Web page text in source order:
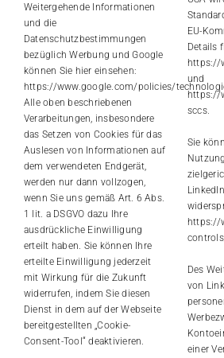
Weitergehende Informationen
und die
Datenschutzbestimmungen
bezüglich Werbung und Google
können Sie hier einsehen:
https://www.google.com/policies/
Alle oben beschriebenen
Verarbeitungen, insbesondere
das Setzen von Cookies für das
Auslesen von Informationen auf
dem verwendeten Endgerät,
werden nur dann vollzogen,
wenn Sie uns gemäß Art. 6 Abs.
1 lit. a DSGVO dazu Ihre
ausdrückliche Einwilligung
erteilt haben. Sie können Ihre
erteilte Einwilligung jederzeit
mit Wirkung für die Zukunft
widerrufen, indem Sie diesen
Dienst in dem auf der Webseite
bereitgestellten „Cookie-
Consent-Tool“ deaktivieren.
EU-
Details
https://
und
https://
sccs.
Sie
https://
Des
von
einer